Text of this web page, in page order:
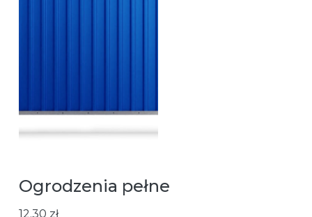
Ogrodzenia pełne
12.30 zł